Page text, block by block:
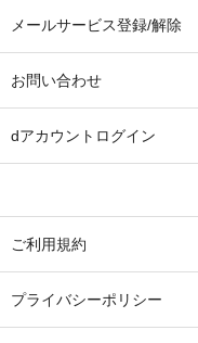
メールサービス登録/解除
お問い合わせ
dアカウントログイン
ご利用規約
プライバシーポリシー